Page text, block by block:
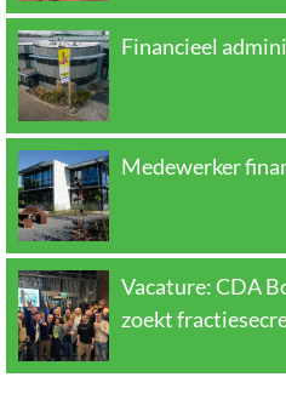
Financieel
Medewerker
Vacature: CDA
zoekt